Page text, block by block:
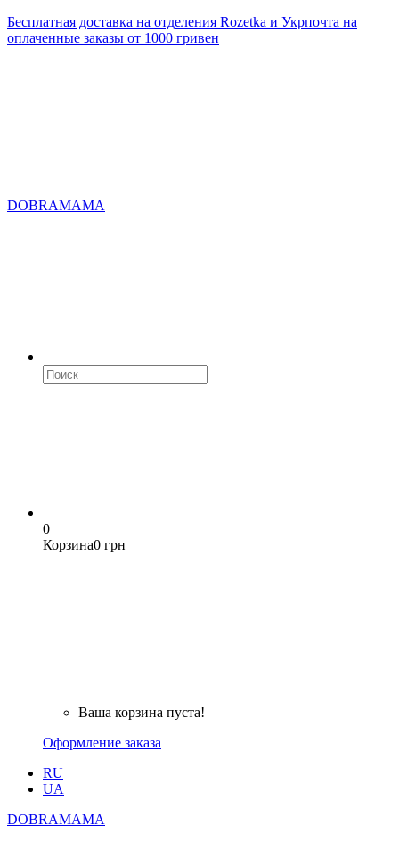
Бесплатная доставка на отделения Rozetka и Укрпочта на
оплаченные заказы от 1000 гривен
DOBRAMAMA
0
Корзина0 грн
Ваша корзина пуста!
Оформление заказа
RU
UA
DOBRAMAMA